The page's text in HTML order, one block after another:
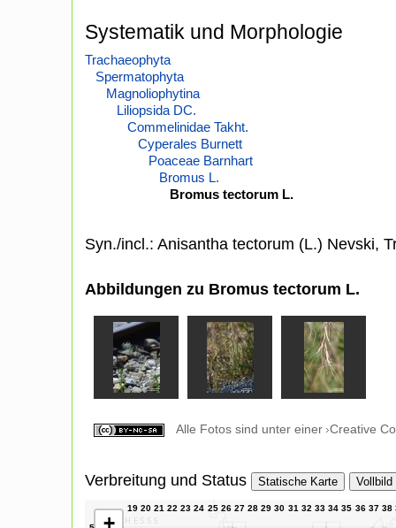
Systematik und Morphologie
Trachaeophyta
Spermatophyta
Magnoliophytina
Liliopsida DC.
Commelinidae Takht.
Cyperales Burnett
Poaceae Barnhart
Bromus L.
Bromus tectorum L.
Syn./incl.: Anisantha tectorum (L.) Nevski,
Abbildungen zu Bromus tectorum L.
Alle Fotos sind unter einer Creative
Verbreitung und Status Statische Karte Vollbild
+